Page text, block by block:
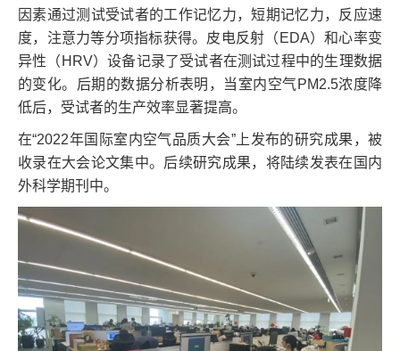
因素通过测试受试者的工作记忆力，短期记忆力，反应速
度，注意力等分项指标获得。皮电反射（EDA）和心率变
异性（HRV）设备记录了受试者在测试过程中的生理数据
的变化。后期的数据分析表明，当室内空气PM2.5浓度降
低后，受试者的生产效率显著提高。
在“2022年国际室内空气品质大会”上发布的研究成果，被
收录在大会论文集中。后续研究成果，将陆续发表在国内
外科学期刊中。